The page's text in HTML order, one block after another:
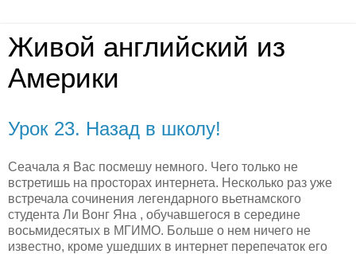
Живой английский из
Америки
Урок 23. Назад в школу!
Сеачала я Вас посмешу немного. Чего только не
встретишь на просторах интернета. Несколько раз уже
встречала сочинения легендарного вьетнамского
студента Ли Вонг Яна , обучавшегося в середине
восьмидесятых в МГИМО. Больше о нем ничего не
известно, кроме ушедших в интернет перепечаток его